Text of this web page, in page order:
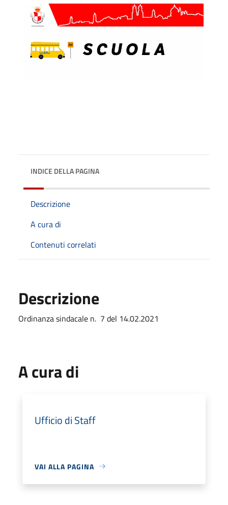
INDICE DELLA PAGINA
Descrizione
A cura di
Contenuti correlati
Descrizione
Ordinanza sindacale n. 7 del 14.02.2021
A cura di
Ufficio di Staff
VAI ALLA PAGINA